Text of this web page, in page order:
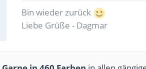
Bin wieder zurück
Liebe Grüße - Dagmar